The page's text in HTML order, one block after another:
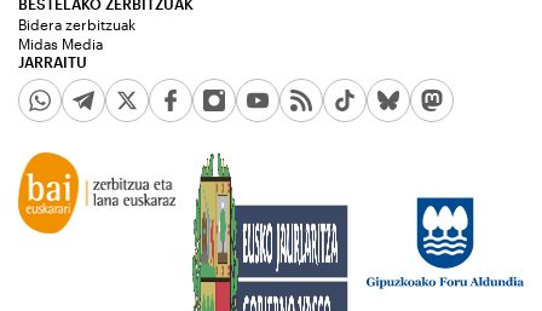
JARRAITU
BESTELAKO ZERBITZUAK
Bidera zerbitzuak
Midas Media